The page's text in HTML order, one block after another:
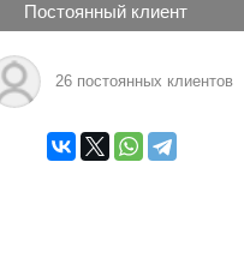
круглый год.
вождению мотоцикла
Постоянный клиент
26 постоянных клиентов